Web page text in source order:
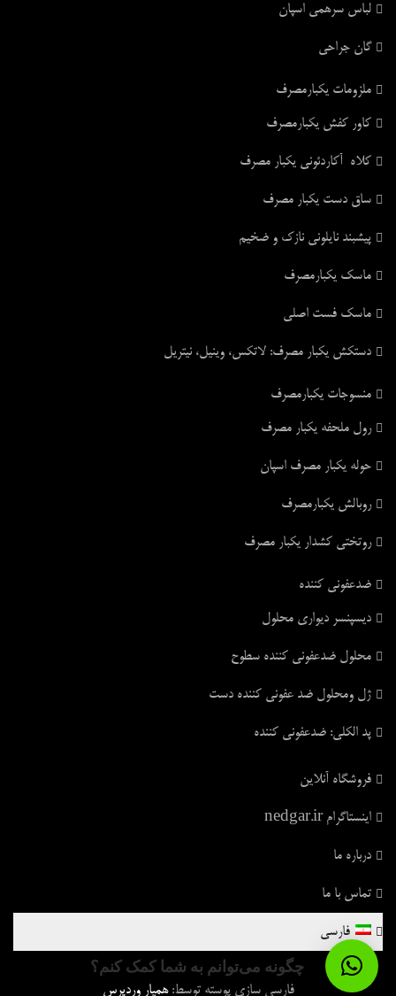
لباس سرهمی اسپان
گان جراحی
ملزومات یکبارمصرف
کاور کفش یکبارمصرف
کلاه آکاردئونی یکبار مصرف
ساق دست یکبار مصرف
پیشبند نایلونی نازک و ضخیم
ماسک یکبارمصرف
ماسک فست اصلی
دستکش یکبار مصرف: لاتکس، وینیل، نیتریل
منسوجات یکبارمصرف
رول ملحفه یکبار مصرف
حوله یکبار مصرف اسپان
روبالش یکبارمصرف
روتختی کشدار یکبار مصرف
ضدعفونی کننده
دیسپنسر دیواری محلول
محلول ضدعفونی کننده سطوح
ژل ومحلول ضد عفونی کننده دست
پد الکلی: ضدعفونی کننده
فروشگاه آنلاین
اینستاگرام nedgar.ir
درباره ما
تماس با ما
فارسی
فارسی سازی پوسته توسط:همیار وردپرس
چگونه می‌توانم به شما کمک کنم؟